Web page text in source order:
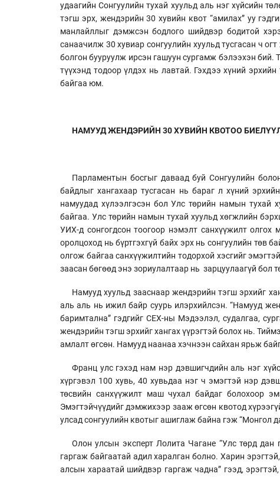
удаагийн Сонгуулийн тухай хуульд аль нэг хүйсийн
тэгш эрх, жендэрийн 30 хувийн квот “амилах” уу
манлайллыг дэмжсэн бодлого шийдвэр бодитой
санаачилж 30 хувиар сонгуулийн хуульд тусгасан ч
болгон бууруулж ирсэн гашуун сургамж бэлээхэн
түүхэнд тодоор үлдэх нь лавтай. Гэхдээ хүний
байгаа юм.
НАМУУД ЖЕНДЭРИЙН 30 ХУВИЙН КВОТОО
Парламентын босгыг даваад буй Сонгуулийн
байдлыг хангахаар тусгасан нь бараг л хүний
намуудад хүлээлгэсэн бол Улс төрийн намын тухай
байгаа. Улс төрийн намын тухай хуульд хөгжлийн
УИХ-д сонгогдсон тоогоор нэмэлт санхүүжилт
оролцоход нь бүртгэхгүй байх эрх нь сонгуулийн төв
олгож байгаа санхүүжилтийн тодорхой хэсгийг
заасан бөгөөд энэ зориулалтаар нь зарцуулаагүй бол
Намууд хуульд зааснаар жендэрийн тэгш эрхийг
аль аль нь ижил байр суурь илэрхийлсэн. “Намууд
баримтална” гэдгийг СЕХ-ны Мэдээлэл, судалгаа,
жендэрийн тэгш эрхийг хангах үүрэгтэй болох нь.
амлалт өгсөн. Намууд наанаа хэчнээн сайхан ярьж
Франц улс гэхэд нам нэр дэвшигчдийн аль нэг
хүргэвэл 100 хувь, 40 хувьдаа нэг ч эмэгтэй нэр
төсвийн санхүүжилт маш чухал байдаг болохоор
Эмэгтэйчүүдийг дэмжихээр зааж өгсөн квотод
улсад сонгуулийн квотыг ашиглаж байна гэж “Монгол
Олон улсын эксперт Лолита Чагане “Улс төрд
гаргаж байгаатай адил харалган болно. Харин
алсын хараатай шийдвэр гаргаж чадна” гээд,